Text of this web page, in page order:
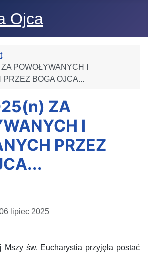
Ojca
POWOŁYWANYCH I
BOGA OJCA...
ZA
I
PRZEZ
lipiec 2025
św. Eucharystia przyjęła postać